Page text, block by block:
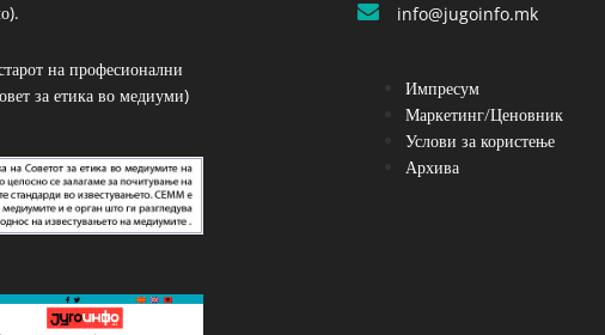
на професионални
за етика во медиуми)
info@jugoinfo.mk
Импресум
Маркетинг/Ценовник
Услови за користење
Архива